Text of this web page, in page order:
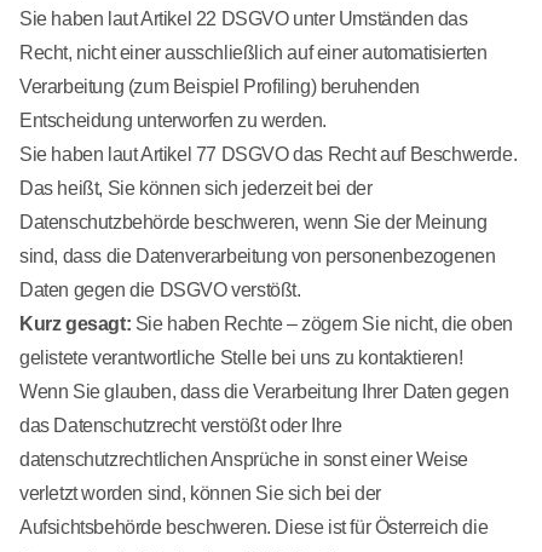
Sie haben laut Artikel 22 DSGVO unter Umständen das
Recht, nicht einer ausschließlich auf einer automatisierten
Verarbeitung (zum Beispiel Profiling) beruhenden
Entscheidung unterworfen zu werden.
Sie haben laut Artikel 77 DSGVO das Recht auf Beschwerde.
Das heißt, Sie können sich jederzeit bei der
Datenschutzbehörde beschweren, wenn Sie der Meinung
sind, dass die Datenverarbeitung von personenbezogenen
Daten gegen die DSGVO verstößt.
Kurz gesagt: Sie haben Rechte – zögern Sie nicht, die oben
gelistete verantwortliche Stelle bei uns zu kontaktieren!
Wenn Sie glauben, dass die Verarbeitung Ihrer Daten gegen
das Datenschutzrecht verstößt oder Ihre
datenschutzrechtlichen Ansprüche in sonst einer Weise
verletzt worden sind, können Sie sich bei der
Aufsichtsbehörde beschweren. Diese ist für Österreich die